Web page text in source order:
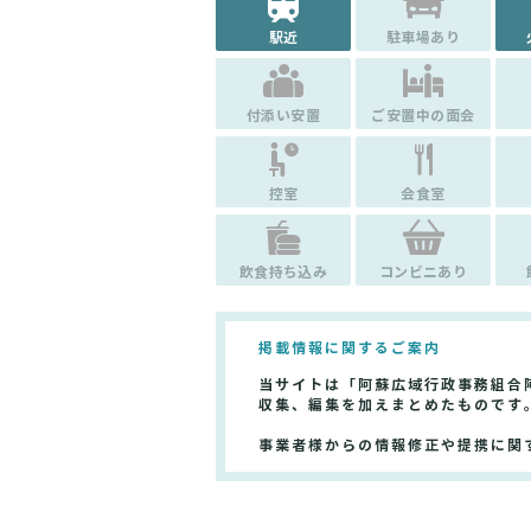
駅近 駐車場あり
付添い安置 ご安置中の面会
控室 会食室
飲食持ち込み コンビニあり
掲載情報に関するご案内
当サイトは「阿蘇広域行政事務組
収集、編集を加えまとめたもので
事業者様からの情報修正や提携に